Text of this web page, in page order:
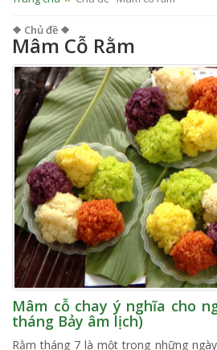
❖ Chủ đề ❖
Mâm Cỗ Rằm
Mâm cỗ chay ý nghĩa cho
tháng Bảy âm lịch)
Rằm tháng 7 là một trong những